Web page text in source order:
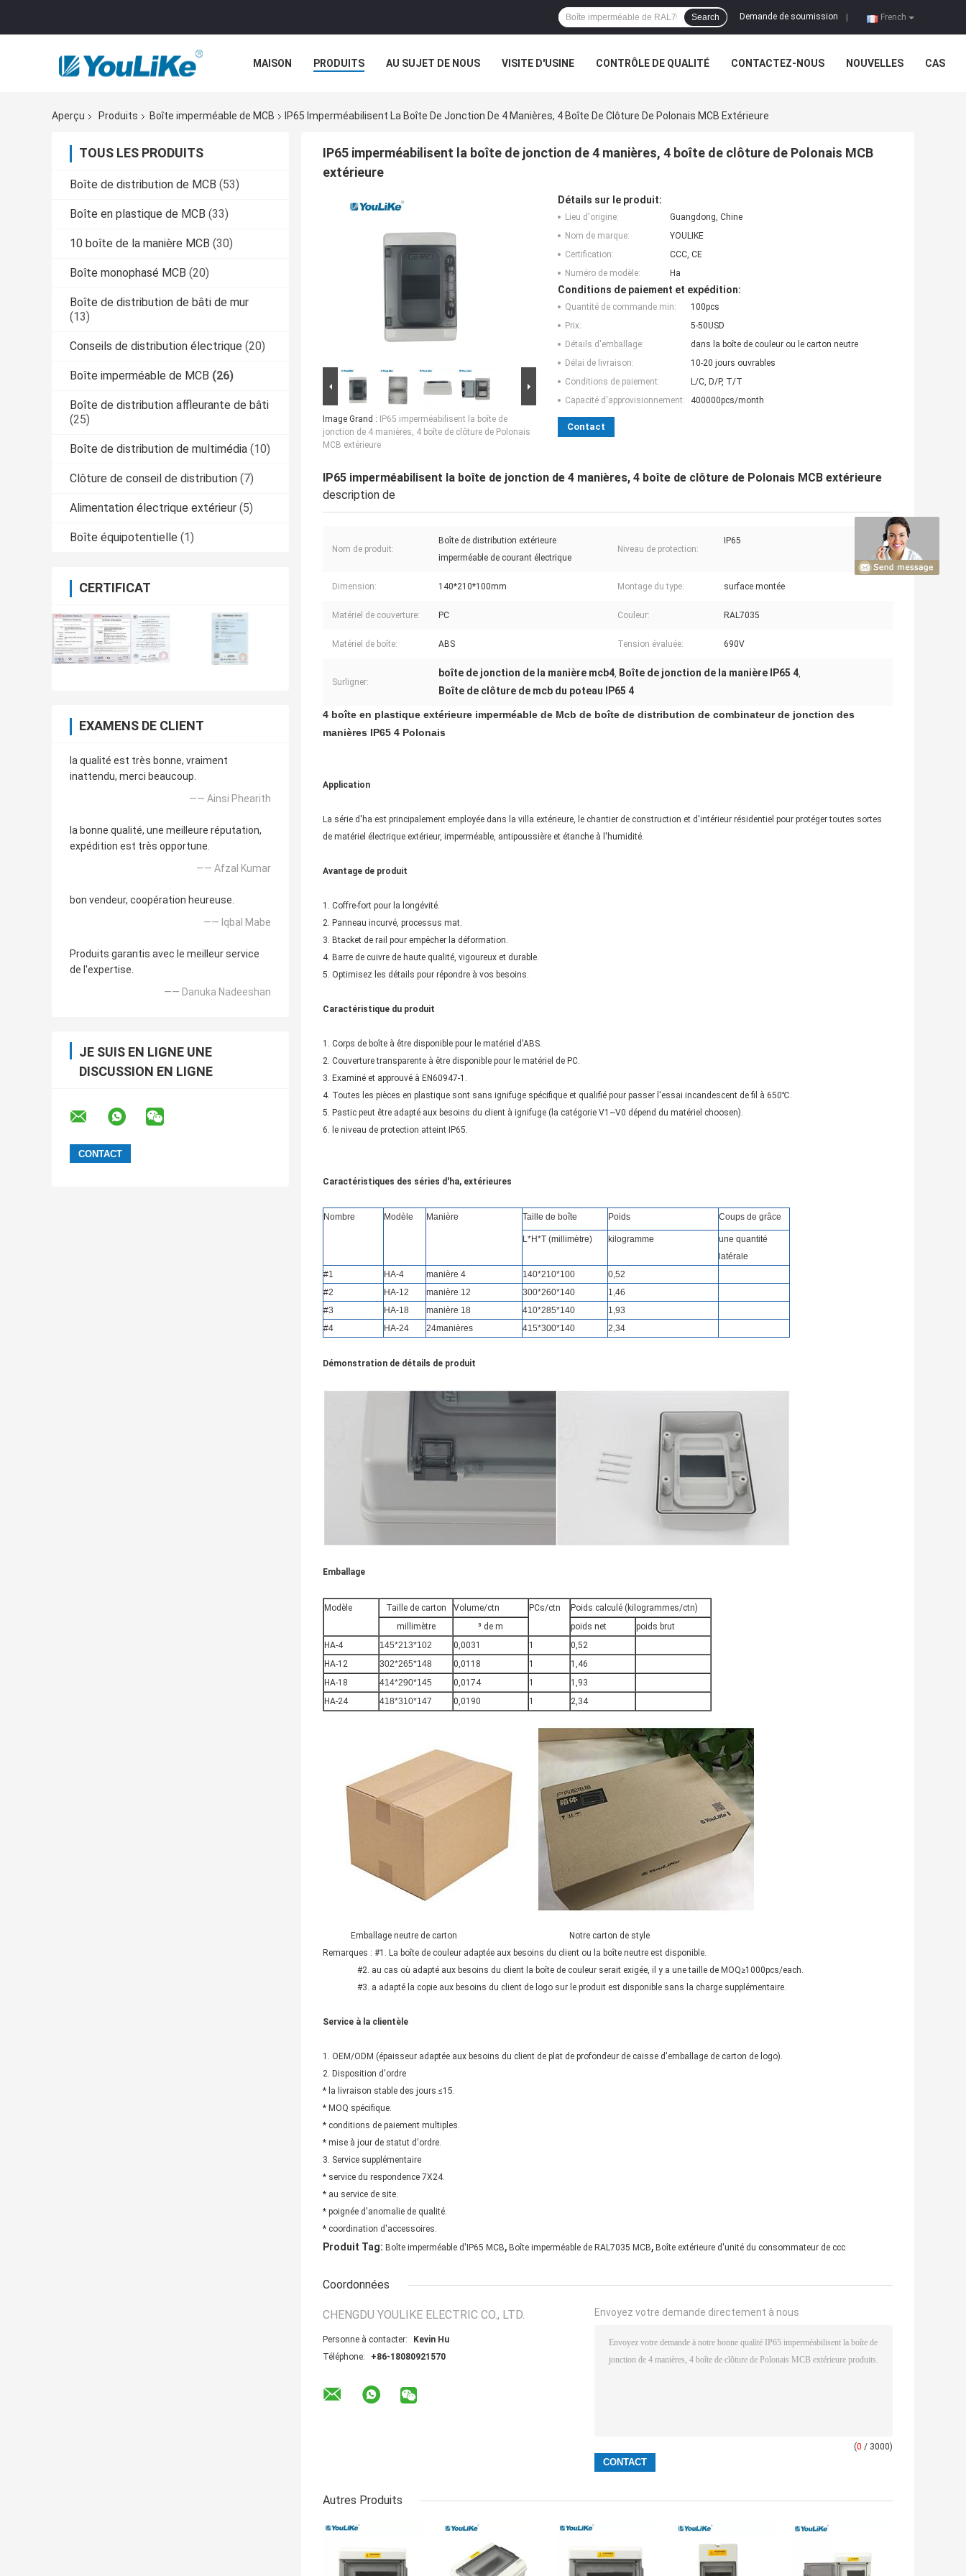
French
Demande de soumission
Search
MAISON PRODUITS AU SUJET DE NOUS VISITE D'USINE CONTRÔLE DE QUALITÉ CONTACTEZ-NOUS NOUVELLES CAS
Aperçu Produits Boîte imperméable de MCB IP65 Imperméabilisent La Boîte De Jonction De 4 Manières, 4 Boîte De Clôture De Polonais MCB Extérieure
TOUS LES PRODUITS
Boîte de distribution de MCB (53)
Boîte en plastique de MCB (33)
10 boîte de la manière MCB (30)
Boîte monophasé MCB (20)
Boîte de distribution de bâti de mur
(13)
Conseils de distribution électrique (20)
Boîte imperméable de MCB (26)
Boîte de distribution affleurante de bâti
(25)
Boîte de distribution de multimédia (10)
Clôture de conseil de distribution (7)
Alimentation électrique extérieur (5)
Boîte équipotentielle (1)
CERTIFICAT
EXAMENS DE CLIENT
la qualité est très bonne, vraiment
inattendu, merci beaucoup.
—— Ainsi Phearith
la bonne qualité, une meilleure réputation,
expédition est très opportune.
—— Afzal Kumar
bon vendeur, coopération heureuse.
—— Iqbal Mabe
Produits garantis avec le meilleur service
de l'expertise.
—— Danuka Nadeeshan
JE SUIS EN LIGNE UNE
DISCUSSION EN LIGNE
IP65 imperméabilisent la boîte de jonction de 4 manières, 4 boîte de clôture de Polonais MCB
extérieure
Image Grand :
IP65 imperméabilisent la boîte de
jonction de 4 manières, 4 boîte de clôture de Polonais
MCB extérieure
Détails sur le produit:
Lieu d'origine:
Guangdong, Chine
Nom de marque:
YOULIKE
Certification:
CCC, CE
Numéro de modèle:
Ha
Conditions de paiement et expédition:
Quantité de commande min:
100pcs
Prix:
5-50USD
Détails d'emballage:
dans la boîte de couleur ou le carton neutre
Délai de livraison:
10-20 jours ouvrables
Conditions de paiement:
L/C, D/P, T/T
Capacité d'approvisionnement:
400000pcs/month
Contact
IP65 imperméabilisent la boîte de jonction de 4 manières, 4 boîte de clôture de Polonais MCB extérieure
description de
Nom de produit:
Boîte de distribution extérieure
imperméable de courant électrique
Niveau de protection:
IP65
Dimension: 140*210*100mm Montage du type: surface montée
Matériel de couverture: PC Couleur: RAL7035
Matériel de boîte: ABS Tension évaluée: 690V
Surligner:
boîte de jonction de la manière mcb4, Boîte de jonction de la manière IP65 4,
Boîte de clôture de mcb du poteau IP65 4
4 boîte en plastique extérieure imperméable de Mcb de boîte de distribution de combinateur de jonction des
manières IP65 4 Polonais
Application
La série d'ha est principalement employée dans la villa extérieure, le chantier de construction et d'intérieur résidentiel pour protéger toutes sortes
de matériel électrique extérieur, imperméable, antipoussière et étanche à l'humidité.
Avantage de produit
1. Coffre-fort pour la longévité.
2. Panneau incurvé, processus mat.
3. Btacket de rail pour empêcher la déformation.
4. Barre de cuivre de haute qualité, vigoureux et durable.
5. Optimisez les détails pour répondre à vos besoins.
Caractéristique du produit
1. Corps de boîte à être disponible pour le matériel d'ABS.
2. Couverture transparente à être disponible pour le matériel de PC.
3. Examiné et approuvé à EN60947-1.
4. Toutes les pièces en plastique sont sans ignifuge spécifique et qualifié pour passer l'essai incandescent de fil à 650℃.
5. Pastic peut être adapté aux besoins du client à ignifuge (la catégorie V1~V0 dépend du matériel choosen).
6. le niveau de protection atteint IP65.
Caractéristiques des séries d'ha, extérieures
Nombre Modèle Manière Taille de boîte Poids Coups de grâce
L*H*T (millimètre) kilogramme
une quantité
latérale
#1
HA-4 manière 4 140*210*100
0,52
#2
HA-12 manière 12 300*260*140
1,46
#3
HA-18 manière 18 410*285*140
1,93
#4
HA-24 24manières 415*300*140 2,34
Démonstration de détails de produit
Emballage
Modèle Taille de carton Volume/ctn PCs/ctn
Poids calculé (kilogrammes/ctn)
millimètre
³ de m poids net
poids brut
HA-4
145*213*102 0,0031 1
0,52
HA-12
302*265*148 0,0118 1
1,46
HA-18
414*290*145 0,0174 1
1,93
HA-24
418*310*147 0,0190 1 2,34
Emballage neutre de carton Notre carton de style
Remarques : #1. La boîte de couleur adaptée aux besoins du client ou la boîte neutre est disponible.
#2. au cas où adapté aux besoins du client la boîte de couleur serait exigée, il y a une taille de MOQ≥1000pcs/each.
#3. a adapté la copie aux besoins du client de logo sur le produit est disponible sans la charge supplémentaire.
Service à la clientèle
1. OEM/ODM (épaisseur adaptée aux besoins du client de plat de profondeur de caisse d'emballage de carton de logo).
2. Disposition d'ordre
* la livraison stable des jours ≤15.
* MOQ spécifique.
* conditions de paiement multiples.
* mise à jour de statut d'ordre.
3. Service supplémentaire
* service du respondence 7X24.
* au service de site.
* poignée d'anomalie de qualité.
* coordination d'accessoires.
Produit Tag: Boîte imperméable d'IP65 MCB, Boîte imperméable de RAL7035 MCB, Boîte extérieure d'unité du consommateur de ccc
Coordonnées
CHENGDU YOULIKE ELECTRIC CO., LTD.
Personne à contacter:
Kevin Hu
Téléphone:
+86-18080921570
Envoyez votre demande directement à nous
(0 / 3000)
Autres Produits